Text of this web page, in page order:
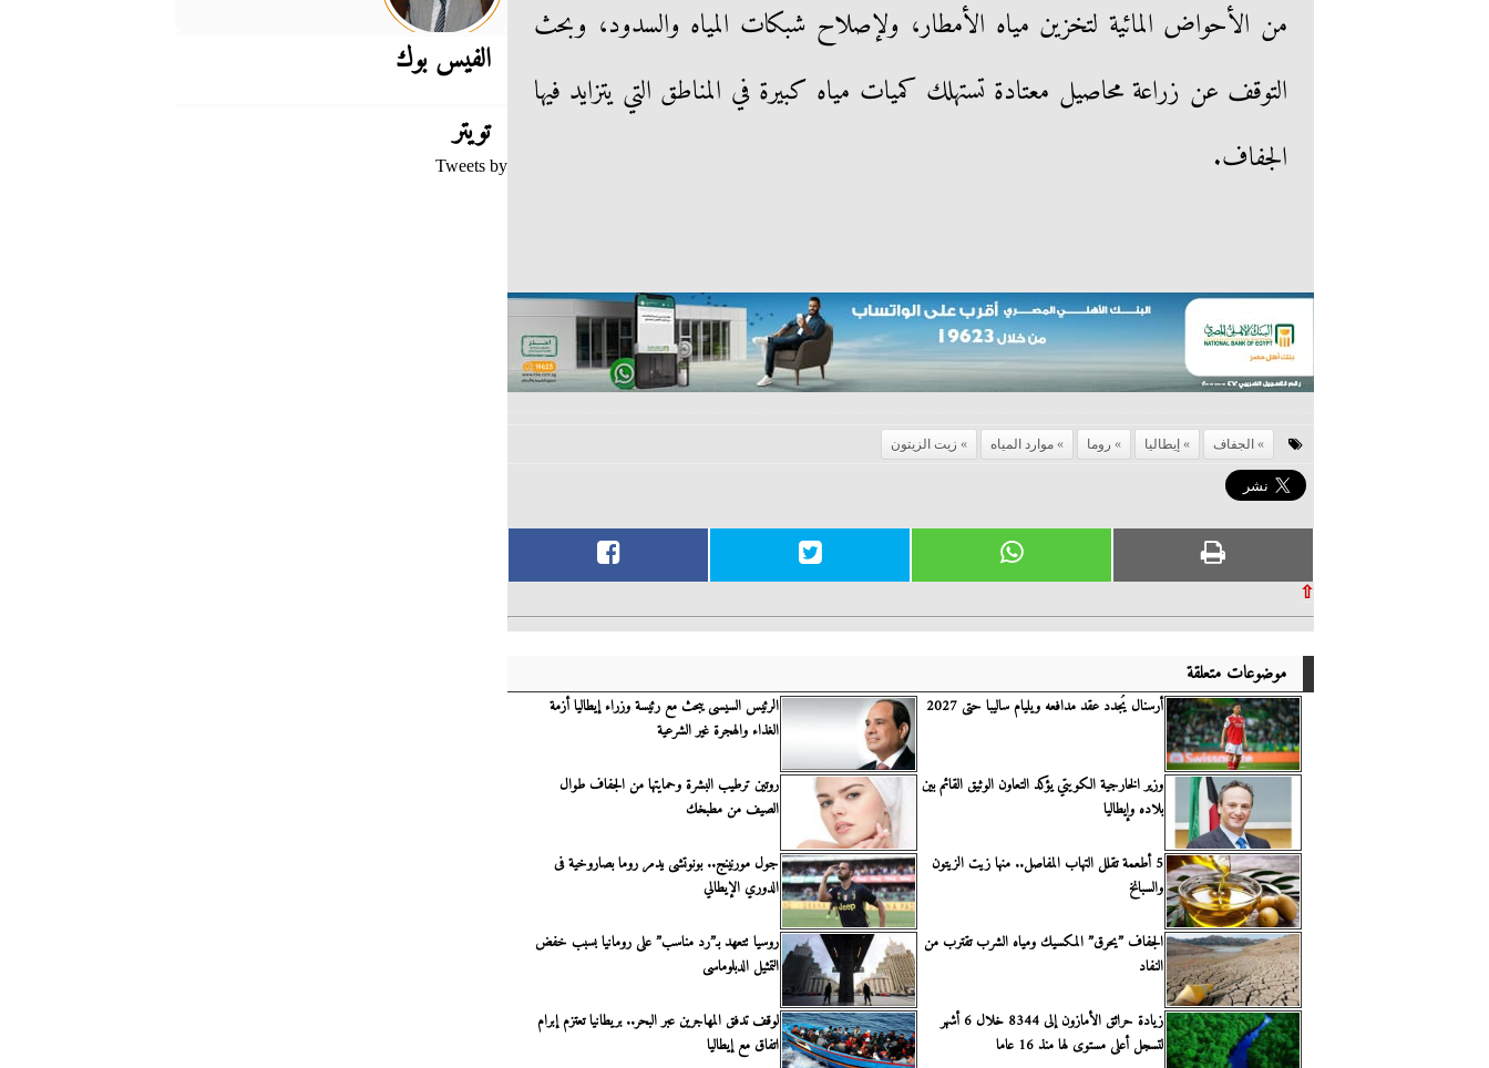
من الأحواض المائية لتخزين مياه الأمطار، ولإصلاح شبكات المياه والسدود، وبحث
التوقف عن زراعة محاصيل معتادة تستهلك كميات مياه كبيرة في المناطق التي يتزايد فيها
الجفاف.
الجفاف إيطاليا روما موارد المياه زيت الزيتون
⇧
موضوعات متعلقة
أرسنال يُجدد عقد مدافعه ويليام ساليبا حتى 2027
الرئيس السيسى يبحث مع رئيسة وزراء إيطاليا أزمة
الغذاء والهجرة غير الشرعية
وزير الخارجية الكويتي يؤكد التعاون الوثيق القائم بين
بلاده وإيطاليا
روتين ترطيب البشرة وحمايتها من الجفاف طوال
الصيف من مطبخك
5 أطعمة تقلل التهاب المفاصل.. منها زيت الزيتون
والسبانخ
جول مورنينج.. بونوتشى يدمر روما بصاروخية فى
الدوري الإيطالي
الجفاف ”يحرق” المكسيك ومياه الشرب تقترب من
النفاد
روسيا تتعهد بـ”رد مناسب” على رومانيا بسبب خفض
التمثيل الدبلوماسى
زيادة حرائق الأمازون إلى 8344 خلال 6 أشهر
لتسجل أعلى مستوى لها منذ 16 عاما
لوقف تدفق المهاجرين عبر البحر.. بريطانيا تعتزم إبرام
اتفاق مع إيطاليا
الفيس بوك
تويتر
Tweets by